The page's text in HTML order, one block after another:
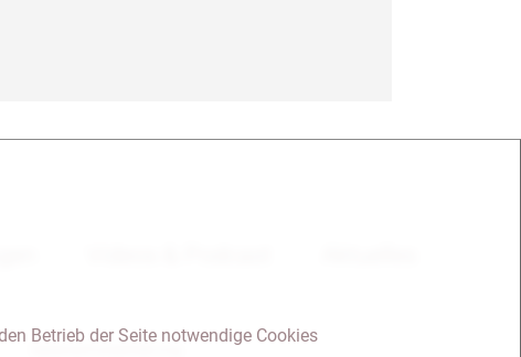
Betrieb der Seite notwendige Cookies